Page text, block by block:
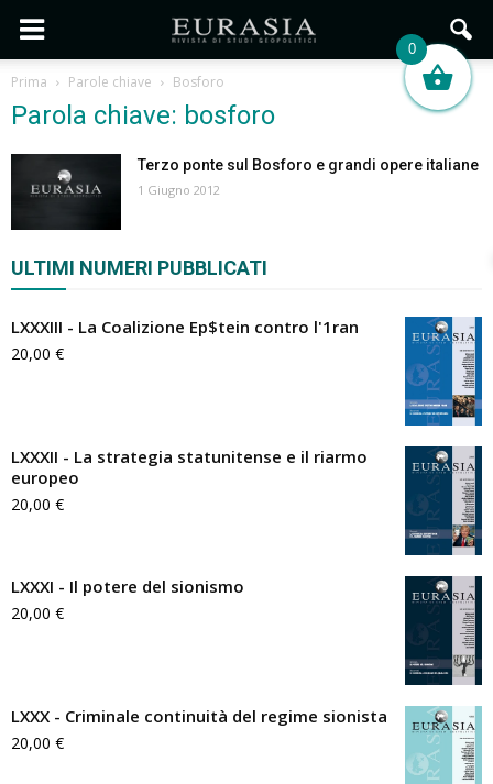
Prima Parole chiave Bosforo
Parola chiave: bosforo
Terzo ponte sul Bosforo e grandi opere italiane
1 Giugno 2012
ULTIMI NUMERI PUBBLICATI
LXXXIII - La Coalizione Ep$tein contro l'1ran
20,00 €
LXXXII - La strategia statunitense e il riarmo
europeo
20,00 €
LXXXI - Il potere del sionismo
20,00 €
LXXX - Criminale continuità del regime sionista
20,00 €
0